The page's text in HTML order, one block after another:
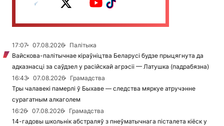
17:07 07.08.2026
Палітыка
Вайскова-палітычнае кіраўніцтва Беларусі будзе прыцягнута да
адказнасці за саўдзел у расійскай агрэсіі — Латушка (падрабязна)
16:43
07.08.2026
Грамадства
Тры чалавекі памерлі ў Быхаве — следства мяркуе атручэнне
сурагатным алкаголем
16:26
07.08.2026
Грамадства
14-гадовы школьнік абстраляў з пнеўматычнага пісталета кіёск у